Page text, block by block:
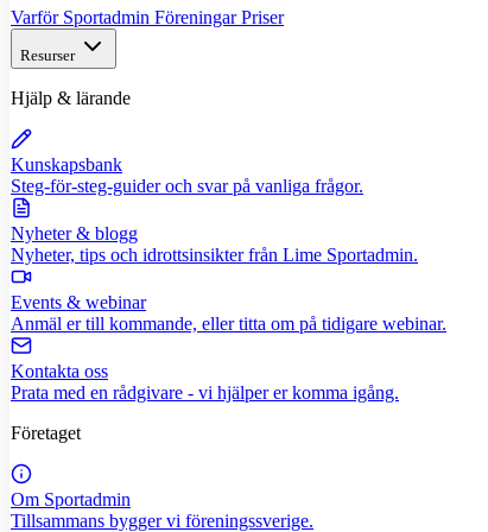
Varför Sportadmin FöreningarPriser
Resurser
Hjälp & lärande
Kunskapsbank
Steg-för-steg-guider och svar på vanliga frågor.
Nyheter & blogg
Nyheter, tips och idrottsinsikter från Lime Sportadmin.
Events & webinar
Anmäl er till kommande, eller titta om på tidigare webinar.
Kontakta oss
Prata med en rådgivare - vi hjälper er komma igång.
Företaget
Om Sportadmin
Tillsammans bygger vi föreningssverige.